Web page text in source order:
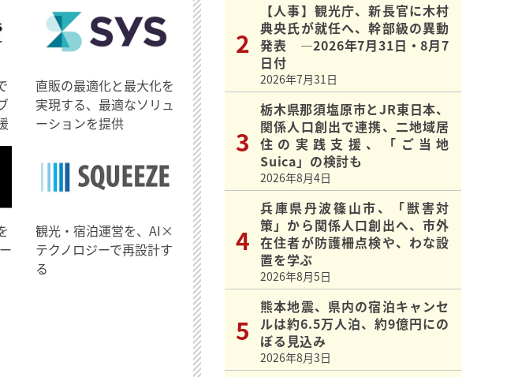
直販の最適化と最大化を
実現する、最適なソリュ
ーションを提供
観光・宿泊運営を、AI×
テクノロジーで再設計す
る
【人事】観光庁、新長官に木村
典央氏が就任へ、幹部級の異動
発表 ―2026年7月31日・8月7
日付
2026年7月31日
栃木県那須塩原市とJR東日本、
関係人口創出で連携、二地域居
住の実践支援、「ご当地
Suica」の検討も
2026年8月4日
兵庫県丹波篠山市、「獣害対
策」から関係人口創出へ、市外
在住者が防護柵点検や、わな設
置を学ぶ
2026年8月5日
熊本地震、県内の宿泊キャンセ
ルは約6.5万人泊、約9億円にの
ぼる見込み
2026年8月3日